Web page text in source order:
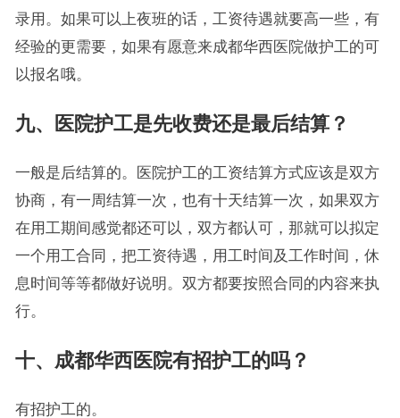
录用。如果可以上夜班的话，工资待遇就要高一些，有
经验的更需要，如果有愿意来成都华西医院做护工的可
以报名哦。
九、医院护工是先收费还是最后结算？
一般是后结算的。医院护工的工资结算方式应该是双方
协商，有一周结算一次，也有十天结算一次，如果双方
在用工期间感觉都还可以，双方都认可，那就可以拟定
一个用工合同，把工资待遇，用工时间及工作时间，休
息时间等等都做好说明。双方都要按照合同的内容来执
行。
十、成都华西医院有招护工的吗？
有招护工的。